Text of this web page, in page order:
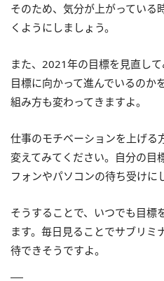
そのため、気分が上がっている
くようにしましょう。
また、2021年の目標を見直し
目標に向かって進んでいるのか
組み方も変わってきますよ。
仕事のモチベーションを上げる
変えてみてください。自分の目
フォンやパソコンの待ち受けに
そうすることで、いつでも目標
ます。毎日見ることでサブリミ
待できそうですよ。